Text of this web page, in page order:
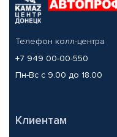
Телефон колл-центра
+7 949 00-00-550
Пн-Вс с 9.00 до 18.00
Клиентам